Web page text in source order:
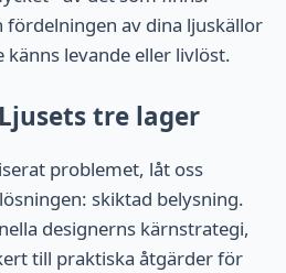
fördelningen av dina ljuskällor
levande eller livlöst.
tre lager
problemet, låt oss
skiktad belysning.
designerns kärnstrategi,
till praktiska åtgärder för